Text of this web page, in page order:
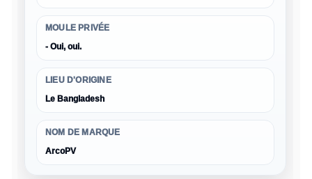
MOULE PRIVÉE
- Oui, oui.
LIEU D'ORIGINE
Le Bangladesh
NOM DE MARQUE
ArcoPV